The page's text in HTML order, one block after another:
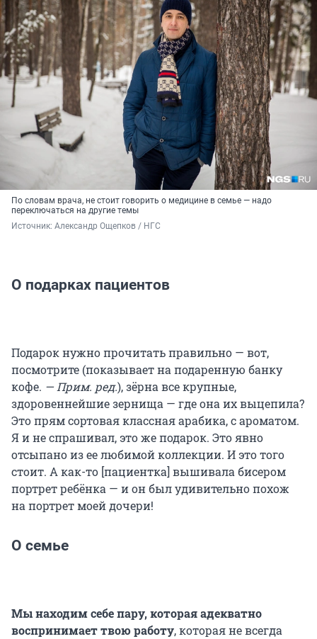
По словам врача, не стоит говорить о медицине в семье — надо
переключаться на другие темы
Источник: Александр Ощепков / НГС
О подарках пациентов
Подарок нужно прочитать правильно — вот,
посмотрите (показывает на подаренную банку
кофе. — Прим. ред.), зёрна все крупные,
здоровеннейшие зернища — где она их выцепила?
Это прям сортовая классная арабика, с ароматом.
Я и не спрашивал, это же подарок. Это явно
отсыпано из ее любимой коллекции. И это того
стоит. А как-то [пациентка] вышивала бисером
портрет ребёнка — и он был удивительно похож
на портрет моей дочери!
О семье
Мы находим себе пару, которая адекватно
воспринимает твою работу, которая не всегда